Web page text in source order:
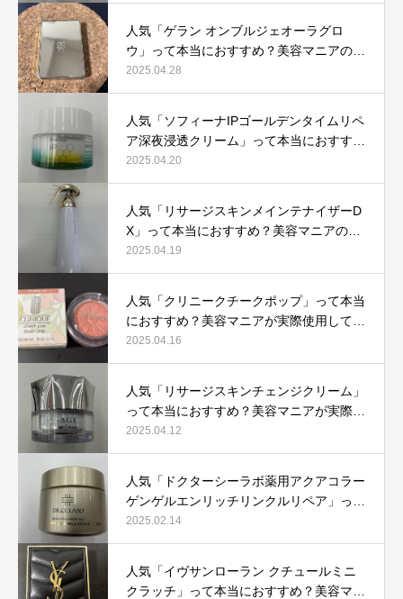
人気「ゲラン オンブルジェオーラグロ
ウ」って本当におすすめ？美容マニアの私
が実際使用して、口コミを検証！
2025.04.28
人気「ソフィーナIPゴールデンタイムリペ
ア深夜浸透クリーム」って本当におすす
め？美容マニアが実際使用して口コミを検
証！
2025.04.20
人気「リサージスキンメインテナイザーD
X」って本当におすすめ？美容マニアの私
が実際使用して、口コミを検証！
2025.04.19
人気「クリニークチークポップ」って本当
におすすめ？美容マニアが実際使用して口
コミを検証！
2025.04.16
人気「リサージスキンチェンジクリーム」
って本当におすすめ？美容マニアが実際使
用して口コミを検証！
2025.04.12
人気「ドクターシーラボ薬用アクアコラー
ゲンゲルエンリッチリンクルリペア」って
本当におすすめ？美容マニアが実際使用し
て口コミを検証
2025.02.14
人気「イヴサンローラン クチュールミニ
クラッチ」って本当におすすめ？美容マニ